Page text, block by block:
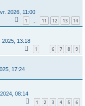
2026, 11:00
1 … 11 12 13 14
2025, 13:18
1 6 7 8 9
17:24
08:14
1 2 3 4 5 6